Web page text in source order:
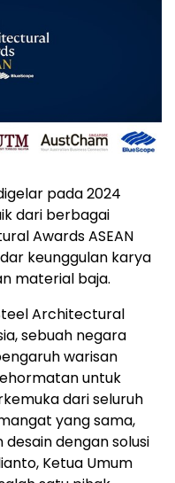
pada 2024
dari berbagai
Awards ASEAN
keunggulan karya
material baja.
Architectural
, sebuah negara
warisan
untuk
dari seluruh
yang sama,
dengan solusi
, Ketua Umum